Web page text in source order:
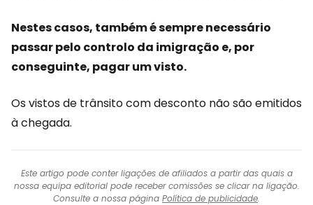
Nestes casos, também é sempre necessário
passar pelo controlo da imigração e, por
conseguinte, pagar um visto.
Os vistos de trânsito com desconto não são emitidos
à chegada.
Este artigo pode conter ligações de afiliados a partir das quais a
nossa equipa editorial pode receber comissões se clicar na ligação.
Consulte a nossa página Política de publicidade.